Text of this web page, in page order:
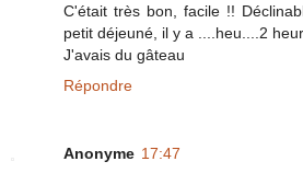
C'était très bon, facile !!
petit déjeuné, il y a ....heu....2
J'avais du gâteau
Répondre
Anonyme 17:47